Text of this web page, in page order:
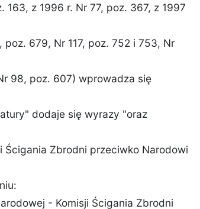
z 1996 r. Nr 77, poz. 367, z 1997
679, Nr 117, poz. 752 i 753, Nr
98, poz. 607) wprowadza się
dodaje się wyrazy "oraz
Zbrodni przeciwko Narodowi
- Komisji Ścigania Zbrodni